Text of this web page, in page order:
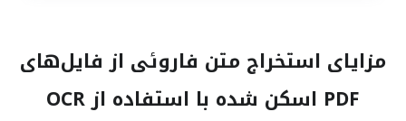
مزایای استخراج متن فاروئی از فایل‌های
PDF اسکن شده با استفاده از OCR